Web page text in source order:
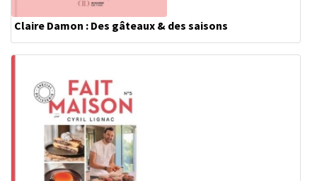
Claire Damon : Des gâteaux & des saisons